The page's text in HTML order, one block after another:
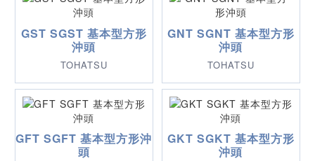
GST SGST 基本型方形
沖頭
TOHATSU
GNT SGNT 基本型方形
沖頭
TOHATSU
GFT SGFT 基本型方形沖
頭
GKT SGKT 基本型方形
沖頭